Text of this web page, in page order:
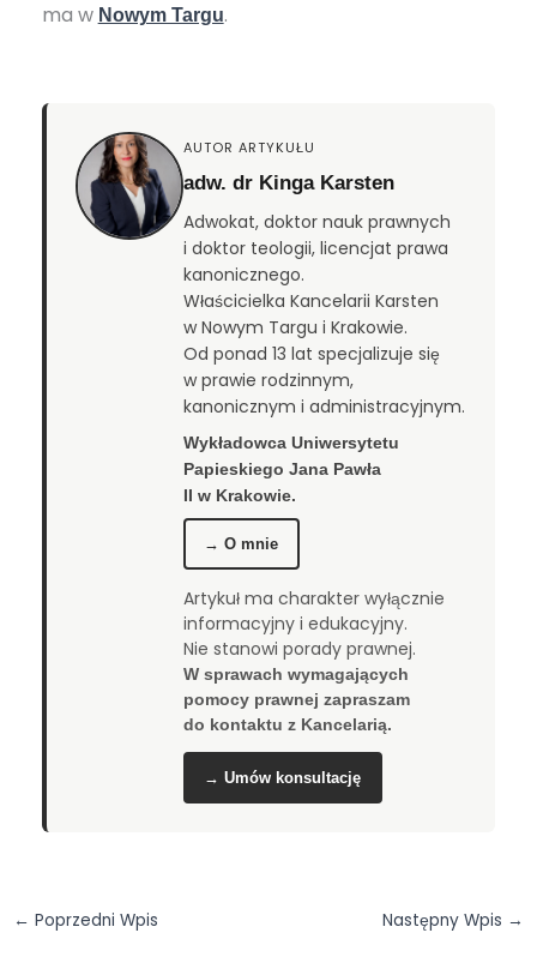
ma w Nowym Targu.
AUTOR ARTYKUŁU
adw. dr Kinga Karsten
Adwokat, doktor nauk prawnych
i doktor teologii, licencjat prawa
kanonicznego.
Właścicielka Kancelarii Karsten
w Nowym Targu i Krakowie.
Od ponad 13 lat specjalizuje się
w prawie rodzinnym,
kanonicznym i administracyjnym.
Wykładowca Uniwersytetu
Papieskiego Jana Pawła
II w Krakowie.
→ O mnie
Artykuł ma charakter wyłącznie
informacyjny i edukacyjny.
Nie stanowi porady prawnej.
W sprawach wymagających
pomocy prawnej zapraszam
do kontaktu z Kancelarią.
→ Umów konsultację
← Poprzedni Wpis Następny Wpis →